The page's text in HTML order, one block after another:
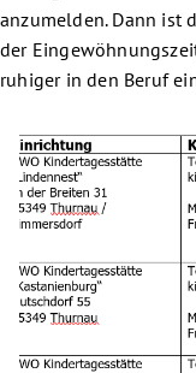
anzumelden. Dann ist
der
ruhiger in den Beruf